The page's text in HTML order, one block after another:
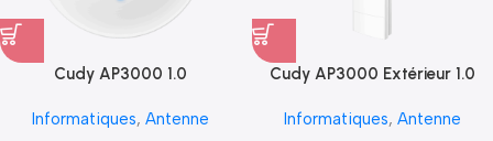
Cudy AP3000 1.0
Informatiques, Antenne
Cudy AP3000 Extérieur 1.0
Informatiques, Antenne